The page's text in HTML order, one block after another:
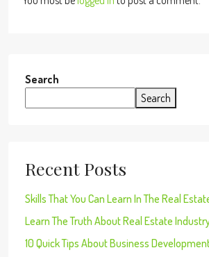
Search
Search
Recent Posts
Skills That You Can Learn In The Real
Learn The Truth About Real Estate
10 Quick Tips About Business